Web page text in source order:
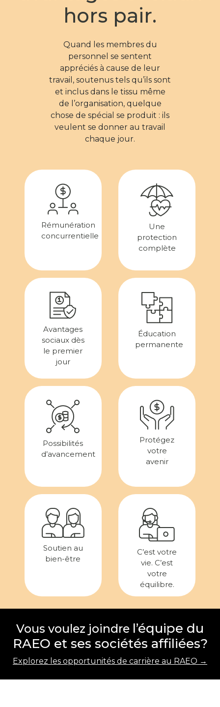
hors pair.
Quand les membres du
personnel se sentent
appréciés à cause de leur
travail, soutenus tels qu’ils sont
et inclus dans le tissu même
de l’organisation, quelque
chose de spécial se produit : ils
veulent se donner au travail
chaque jour.
Rémunération
concurrentielle
Une
protection
complète
Avantages
sociaux dès
le premier
jour
Éducation
permanente
Possibilités
d’avancement
Protégez
votre
avenir
Soutien au
bien-être
C’est votre
vie. C’est
votre
équilibre.
Vous voulez joindre l’équipe du
RAEO et ses sociétés affiliées?
Explorez les opportunités de carrière au RAEO →